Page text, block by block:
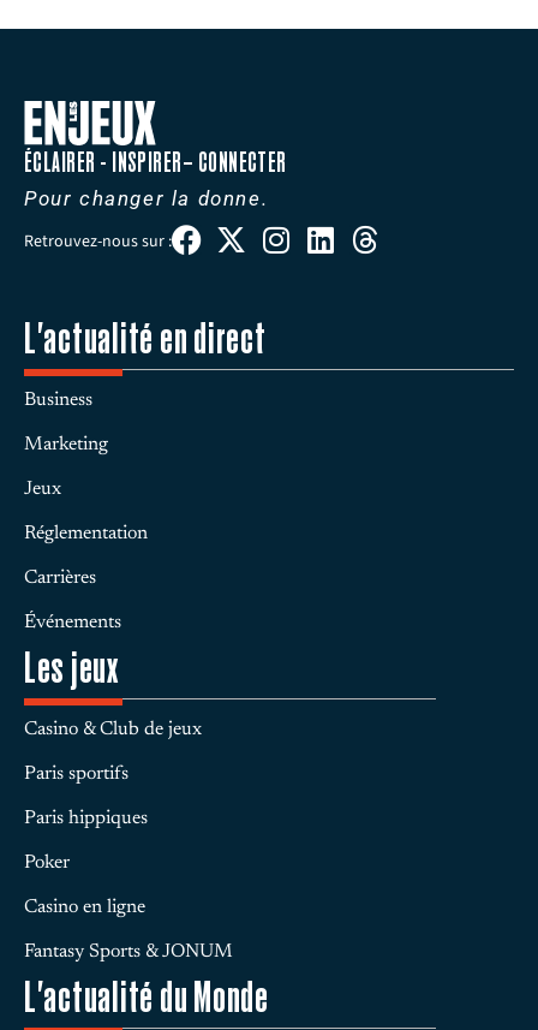
ÉCLAIRER - INSPIRER– CONNECTER
Pour changer la donne.
Retrouvez-nous sur :
L'actualité en direct
Business
Marketing
Jeux
Réglementation
Carrières
Événements
Les jeux
Casino & Club de jeux
Paris sportifs
Paris hippiques
Poker
Casino en ligne
Fantasy Sports & JONUM
L'actualité du Monde